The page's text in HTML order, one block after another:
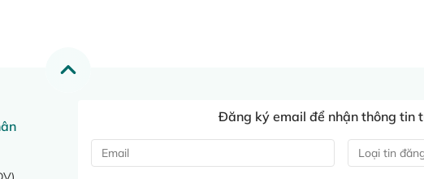
Đăng ký email để nhận thông tin
Loại tin